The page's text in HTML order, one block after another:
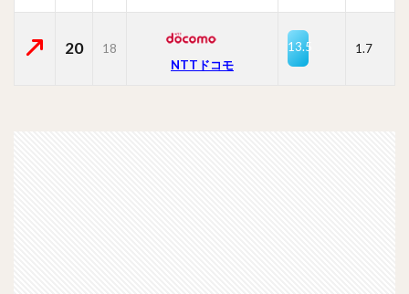
20
18
NTTドコモ
13.5 1.7